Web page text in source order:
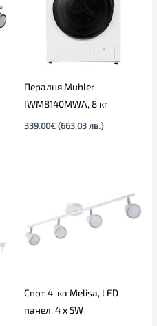
Пералня Muhler
IWM8140MWA, 8 кг
339.00€ (663.03 лв.)
Спот 4-ка Melisa, LED
панел, 4 х 5W